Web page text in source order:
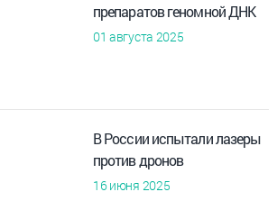
препаратов геномной ДНК
01 августа 2025
В России испытали лазеры
против дронов
16 июня 2025